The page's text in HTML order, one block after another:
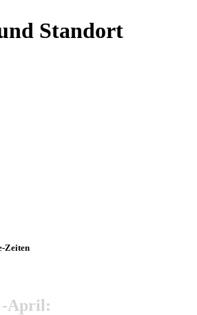
Standort
Zeiten
-April: